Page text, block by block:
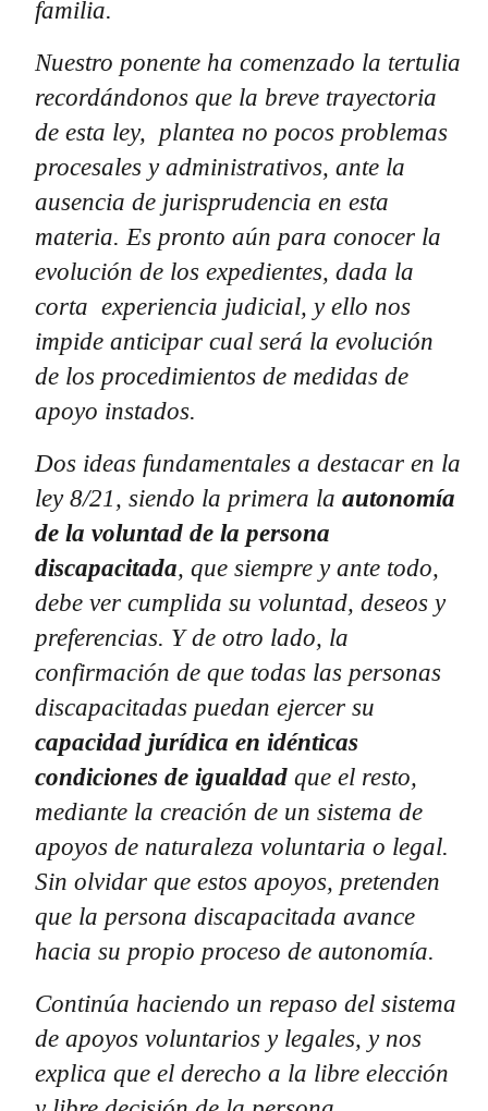
familia.
Nuestro ponente ha comenzado la tertulia
recordándonos que la breve trayectoria
de esta ley, plantea no pocos problemas
procesales y administrativos, ante la
ausencia de jurisprudencia en esta
materia. Es pronto aún para conocer la
evolución de los expedientes, dada la
corta experiencia judicial, y ello nos
impide anticipar cual será la evolución
de los procedimientos de medidas de
apoyo instados.
Dos ideas fundamentales a destacar en la
ley 8/21, siendo la primera la autonomía
de la voluntad de la persona
discapacitada, que siempre y ante todo,
debe ver cumplida su voluntad, deseos y
preferencias. Y de otro lado, la
confirmación de que todas las personas
discapacitadas puedan ejercer su
capacidad jurídica en idénticas
condiciones de igualdad que el resto,
mediante la creación de un sistema de
apoyos de naturaleza voluntaria o legal.
Sin olvidar que estos apoyos, pretenden
que la persona discapacitada avance
hacia su propio proceso de autonomía.
Continúa haciendo un repaso del sistema
de apoyos voluntarios y legales, y nos
explica que el derecho a la libre elección